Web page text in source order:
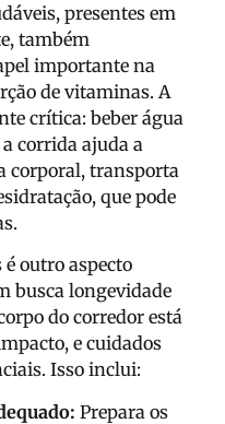
presentes em
também
importante na
de vitaminas. A
crítica: beber água
corrida ajuda a
corporal, transporta
que pode
é outro aspecto
busca longevidade
do corredor está
e cuidados
Isso inclui:
Prepara os